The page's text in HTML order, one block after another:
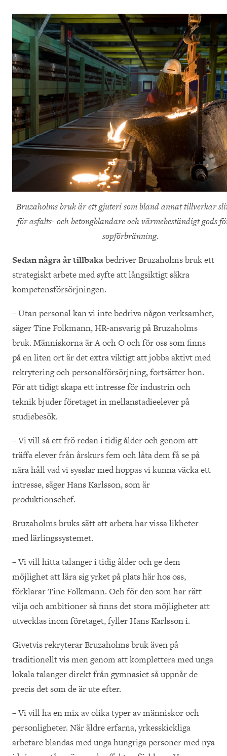
Bruzaholms bruk är ett gjuteri som bland annat tillverkar
för asfalts- och betongblandare och värmebeständigt gods
sopförbränning.
Sedan några år tillbakabedriver Bruzaholms bruk ett
strategiskt arbete med syfte att långsiktigt säkra
kompetensförsörjningen.
– Utan personal kan vi inte bedriva någon verksamhet,
säger Tine Folkmann, HR-ansvarig på Bruzaholms
bruk. Människorna är A och O och för oss som finns
på en liten ort är det extra viktigt att jobba aktivt med
rekrytering och personalförsörjning, fortsätter hon.
För att tidigt skapa ett intresse för industrin och
teknik bjuder företaget in mellanstadieelever på
studiebesök.
– Vi vill så ett frö redan i tidig ålder och genom att
träffa elever från årskurs fem och låta dem få se på
nära håll vad vi sysslar med hoppas vi kunna väcka ett
intresse, säger Hans Karlsson, som är
produktionschef.
Bruzaholms bruks sätt att arbeta har vissa likheter
med lärlingssystemet.
– Vi vill hitta talanger i tidig ålder och ge dem
möjlighet att lära sig yrket på plats här hos oss,
förklarar Tine Folkmann. Och för den som har rätt
vilja och ambitioner så finns det stora möjligheter att
utvecklas inom företaget, fyller Hans Karlsson i.
Givetvis rekryterar Bruzaholms bruk även på
traditionellt vis men genom att komplettera med unga
lokala talanger direkt från gymnasiet så uppnår de
precis det som de är ute efter.
– Vi vill ha en mix av olika typer av människor och
personligheter. När äldre erfarna, yrkesskickliga
arbetare blandas med unga hungriga personer med nya